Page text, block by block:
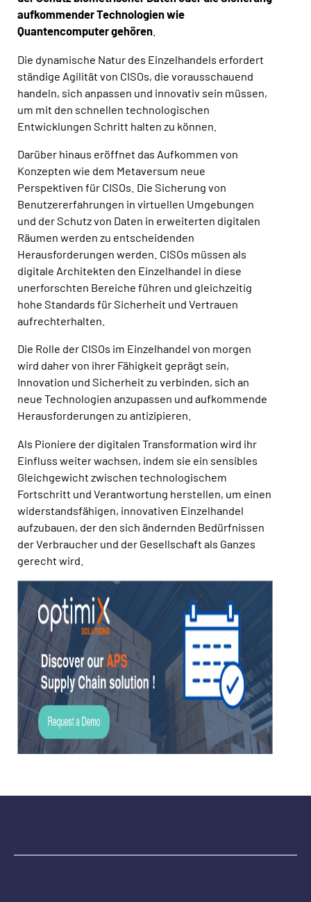
aufkommender Technologien wie
Quantencomputer gehören
Die dynamische Natur des Einzelhandels erfordert
ständige Agilität von CISOs, die vorausschauend
handeln, sich anpassen und innovativ sein müssen,
um mit den schnellen technologischen
Entwicklungen Schritt halten zu können.
Darüber hinaus eröffnet das Aufkommen von
Konzepten wie dem Metaversum neue
Perspektiven für CISOs. Die Sicherung von
Benutzererfahrungen in virtuellen Umgebungen
und der Schutz von Daten in erweiterten digitalen
Räumen werden zu entscheidenden
Herausforderungen werden. CISOs müssen als
digitale Architekten den Einzelhandel in diese
unerforschten Bereiche führen und gleichzeitig
hohe Standards für Sicherheit und Vertrauen
aufrechterhalten.
Die Rolle der CISOs im Einzelhandel von morgen
wird daher von ihrer Fähigkeit geprägt sein,
Innovation und Sicherheit zu verbinden, sich an
neue Technologien anzupassen und aufkommende
Herausforderungen zu antizipieren.
Als Pioniere der digitalen Transformation wird ihr
Einfluss weiter wachsen, indem sie ein sensibles
Gleichgewicht zwischen technologischem
Fortschritt und Verantwortung herstellen, um einen
widerstandsfähigen, innovativen Einzelhandel
aufzubauen, der den sich ändernden Bedürfnissen
der Verbraucher und der Gesellschaft als Ganzes
gerecht wird.